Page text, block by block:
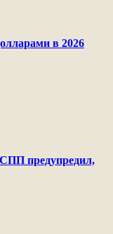
в 2026
предупредил,